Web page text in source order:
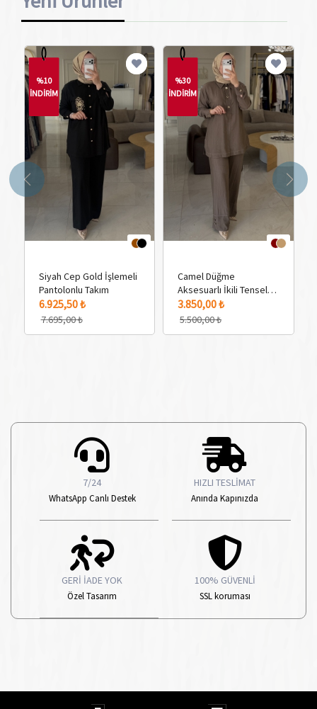
%10
İNDİRİM
2 Adet Renk Seçeneği
Siyah Cep Gold İşlemeli
Pantolonlu Takım
6.925,50 ₺
7.695,00 ₺
%30
İNDİRİM
2 Adet Renk Seçeneği
Camel Düğme
Aksesuarlı İkili Tensel
Takım
3.850,00 ₺
5.500,00 ₺
7/24
WhatsApp Canlı Destek
HIZLI TESLİMAT
Anında Kapınızda
GERİ İADE YOK
Özel Tasarım
100% GÜVENLİ
SSL koruması